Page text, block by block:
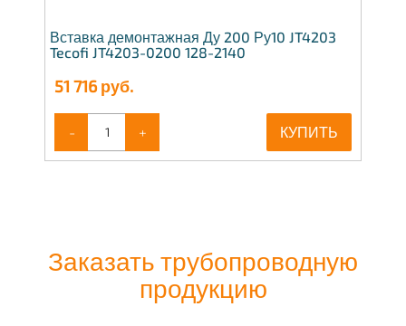
Вставка демонтажная Ду 200 Ру10 JT4203
Tecofi JT4203-0200 128-2140
51 716руб.
- + КУПИТЬ
Заказать трубопроводную
продукцию